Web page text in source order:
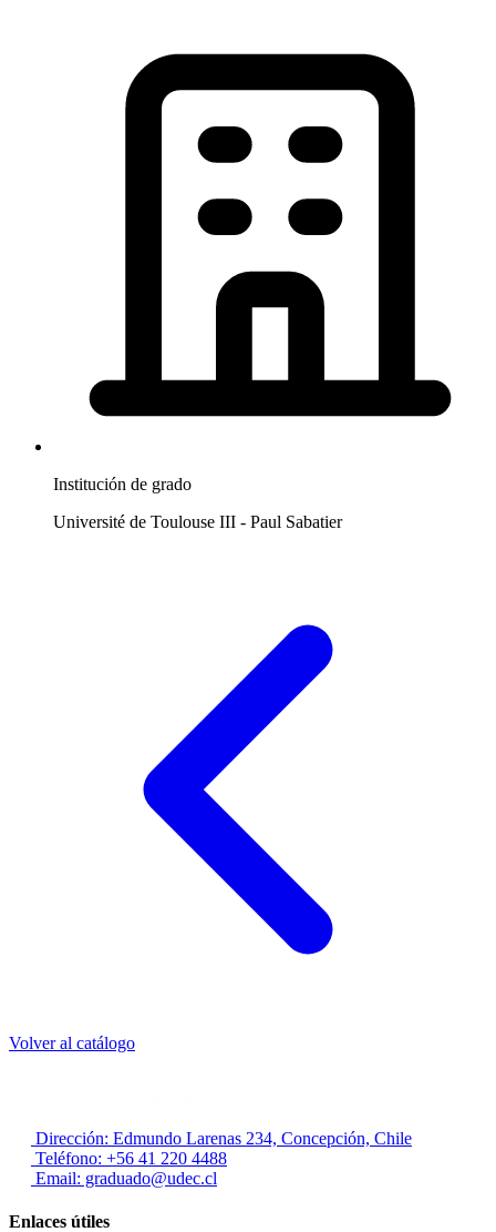
Institución de grado
Université de Toulouse III - Paul Sabatier
Volver al catálogo
Dirección: Edmundo Larenas 234, Concepción, Chile
Teléfono: +56 41 220 4488
Email: graduado@udec.cl
Enlaces útiles